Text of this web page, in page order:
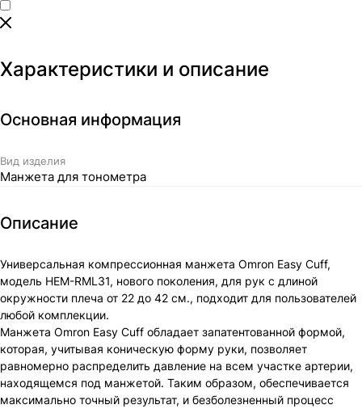
Характеристики и описание
Основная информация
Вид изделия
Манжета для тонометра
Описание
Универсальная компрессионная манжета Omron Easy Cuff,
модель HEM-RML31, нового поколения, для рук с длиной
окружности плеча от 22 до 42 см., подходит для пользователей
любой комплекции.
Манжета Omron Easy Cuff обладает запатентованной формой,
которая, учитывая коническую форму руки, позволяет
равномерно распределить давление на всем участке артерии,
находящемся под манжетой. Таким образом, обеспечивается
максимально точный результат, и безболезненный процесс